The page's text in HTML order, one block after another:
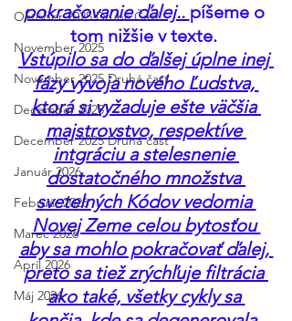
Október 2025 Druhá Časť
November 2025
November 2025 Druhá časť
December 2025
December 2025 Druhá časť
Január 2026
Február 2026
Marec 2026
Apríl 2026
Máj 2026
pokračovanie ďalej.. píšeme o
tom nižšie v texte.
Vstúpilo sa do ďalšej úplne inej
fázy vývoja nového Ľudstva,
ktorá si vyžaduje ešte väčšia
majstrovstvo, respektíve
intgráciu a stelesnenie
dostatočného množstva
svetelných Kódov vedomia
Novej Zeme celou bytosťou
aby sa mohlo pokračovať ďalej,
preto sa tiež zrýchľuje filtrácia
ako také, všetky cykly sa